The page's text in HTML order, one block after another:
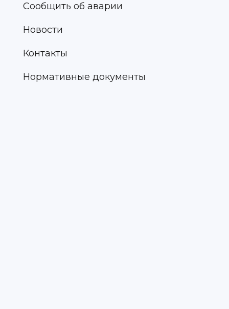
Сообщить об аварии
Новости
Контакты
Нормативные документы